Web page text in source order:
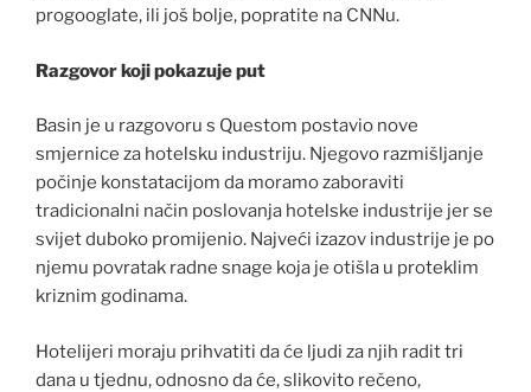
progooglate, ili još bolje, popratite na CNNu.
Razgovor koji pokazuje put
Basin je u razgovoru s Questom postavio nove
smjernice za hotelsku industriju. Njegovo razmišljanje
počinje konstatacijom da moramo zaboraviti
tradicionalni način poslovanja hotelske industrije jer se
svijet duboko promijenio. Najveći izazov industrije je po
njemu povratak radne snage koja je otišla u proteklim
kriznim godinama.
Hotelijeri moraju prihvatiti da će ljudi za njih radit tri
dana u tjednu, odnosno da će, slikovito rečeno,